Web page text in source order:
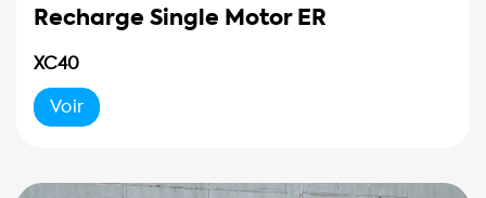
Recharge Single Motor ER
XC40
Voir